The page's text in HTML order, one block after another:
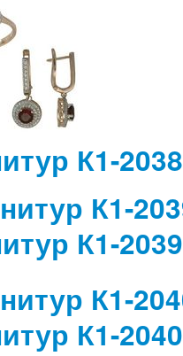
К1-2038
К1-2039
К1-2040